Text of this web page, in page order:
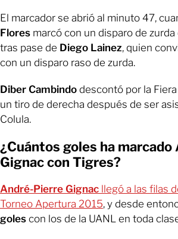
El marcador se abrió al minuto 47,
Flores marcó con un disparo de
tras pase de Diego Lainez, quien
con un disparo raso de zurda.
Diber Cambindo descontó por la
un tiro de derecha después de ser
Colula.
¿Cuántos goles ha
Gignac con Tigres?
André-Pierre Gignac llegó a las filas
Torneo Apertura 2015, y desde
goles con los de la UANL en toda